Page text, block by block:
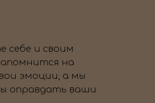
себе и своим
на
эмоции, а мы
оправдать ваши